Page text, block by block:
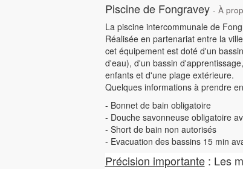
Piscine de Fongravey - À
La piscine intercommunale de
Réalisée en partenariat entre la
cet équipement est doté d'un
d'eau), d'un bassin
enfants et d'une plage extérieure.
Quelques informations à prendre
- Bonnet de bain obligatoire
- Douche savonneuse obligatoire
- Short de bain non autorisés
- Evacuation des bassins 15 min
Précision importante: Les